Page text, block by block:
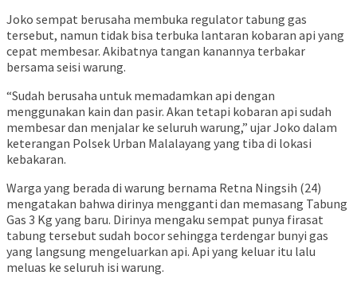
Joko sempat berusaha membuka regulator tabung gas
tersebut, namun tidak bisa terbuka lantaran kobaran api yang
cepat membesar. Akibatnya tangan kanannya terbakar
bersama seisi warung.
“Sudah berusaha untuk memadamkan api dengan
menggunakan kain dan pasir. Akan tetapi kobaran api sudah
membesar dan menjalar ke seluruh warung,” ujar Joko dalam
keterangan Polsek Urban Malalayang yang tiba di lokasi
kebakaran.
Warga yang berada di warung bernama Retna Ningsih (24)
mengatakan bahwa dirinya mengganti dan memasang Tabung
Gas 3 Kg yang baru. Dirinya mengaku sempat punya firasat
tabung tersebut sudah bocor sehingga terdengar bunyi gas
yang langsung mengeluarkan api. Api yang keluar itu lalu
meluas ke seluruh isi warung.